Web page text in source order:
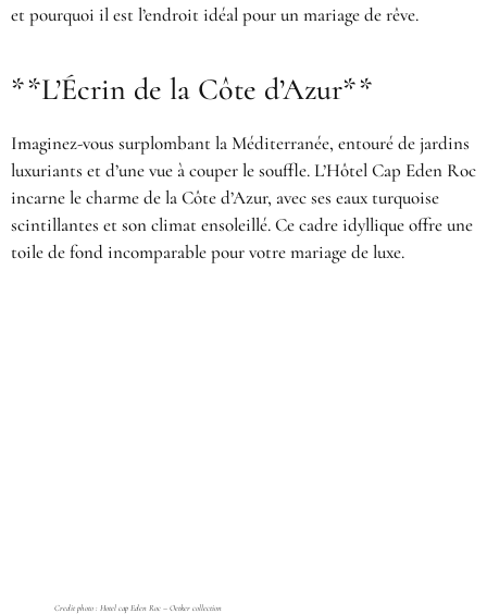
et pourquoi il est l’endroit idéal pour un mariage de rêve.
**L’Écrin de la Côte d’Azur**
Imaginez-vous surplombant la Méditerranée, entouré de jardins
luxuriants et d’une vue à couper le souffle. L’Hôtel Cap Eden Roc
incarne le charme de la Côte d’Azur, avec ses eaux turquoise
scintillantes et son climat ensoleillé. Ce cadre idyllique offre une
toile de fond incomparable pour votre mariage de luxe.
Credit photo : Hotel cap Eden Roc – Oetker collection